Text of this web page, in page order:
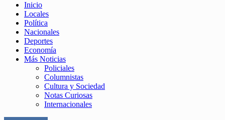
Inicio
Locales
Política
Nacionales
Deportes
Economía
Más Noticias
Policiales
Columnistas
Cultura y Sociedad
Notas Curiosas
Internacionales